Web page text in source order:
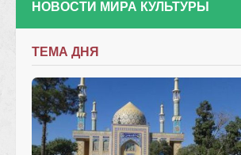
НОВОСТИ МИРА КУЛЬТУРЫ
ТЕМА ДНЯ